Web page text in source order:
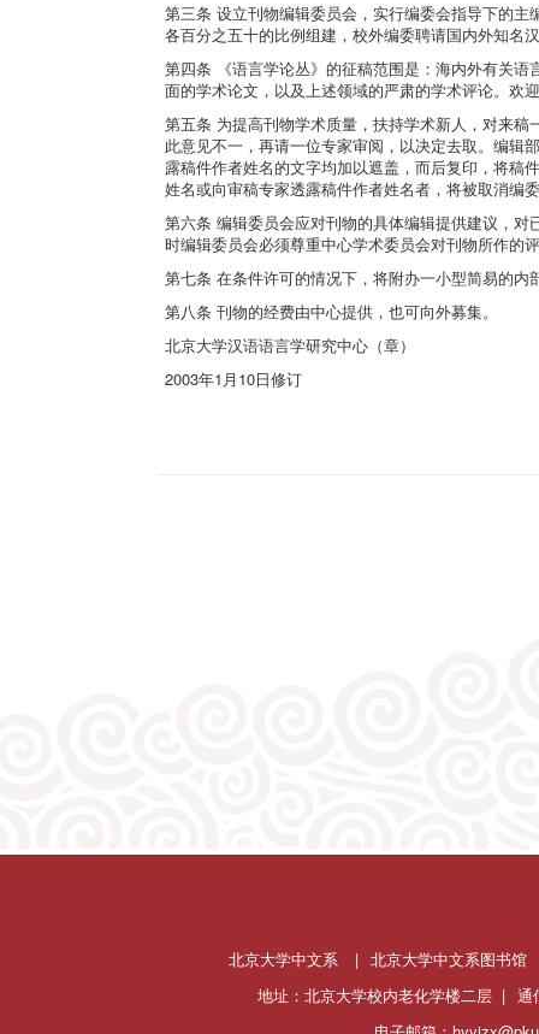
第三条 设立刊物编辑委员会，实行编委会指导下的
各百分之五十的比例组建，校外编委聘请国内外知名
第四条 《语言学论丛》的征稿范围是：海内外有关
面的学术论文，以及上述领域的严肃的学术评论。欢
第五条 为提高刊物学术质量，扶持学术新人，对来
此意见不一，再请一位专家审阅，以决定去取。编辑
露稿件作者姓名的文字均加以遮盖，而后复印，将稿
姓名或向审稿专家透露稿件作者姓名者，将被取消编
第六条 编辑委员会应对刊物的具体编辑提供建议，
时编辑委员会必须尊重中心学术委员会对刊物所作的
第七条 在条件许可的情况下，将附办一小型简易的
第八条 刊物的经费由中心提供，也可向外募集。
北京大学汉语语言学研究中心（章）
2003年1月10日修订
北京大学中文系 | 北京大学中文系图书馆
地址：北京大学校内老化学楼二层 | 通